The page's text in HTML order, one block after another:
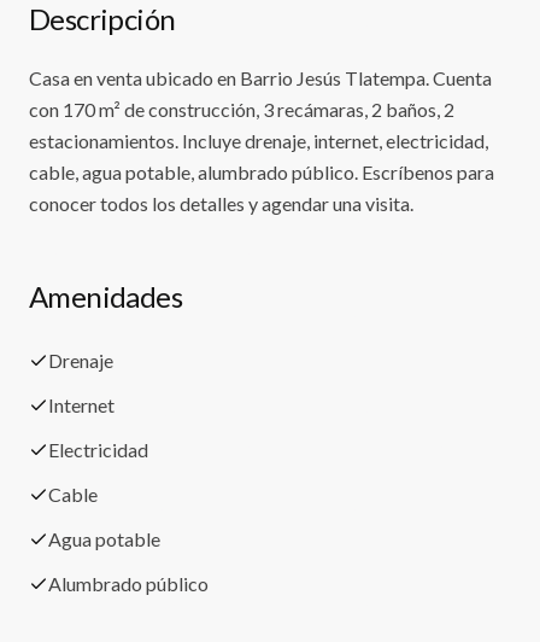
Descripción
Casa en venta ubicado en Barrio Jesús Tlatempa. Cuenta
con 170 m² de construcción, 3 recámaras, 2 baños, 2
estacionamientos. Incluye drenaje, internet, electricidad,
cable, agua potable, alumbrado público. Escríbenos para
conocer todos los detalles y agendar una visita.
Amenidades
Drenaje
Internet
Electricidad
Cable
Agua potable
Alumbrado público